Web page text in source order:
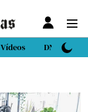
Vídeos DN Sport